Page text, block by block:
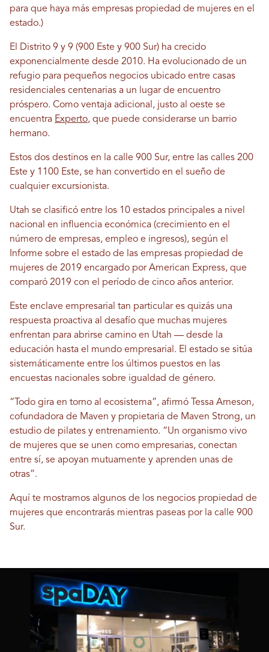
para que haya más empresas propiedad de mujeres en el
estado.)
El Distrito 9 y 9 (900 Este y 900 Sur) ha crecido
exponencialmente desde 2010. Ha evolucionado de un
refugio para pequeños negocios ubicado entre casas
residenciales centenarias a un lugar de encuentro
próspero. Como ventaja adicional, justo al oeste se
encuentra Experto, que puede considerarse un barrio
hermano.
Estos dos destinos en la calle 900 Sur, entre las calles 200
Este y 1100 Este, se han convertido en el sueño de
cualquier excursionista.
Utah se clasificó entre los 10 estados principales a nivel
nacional en influencia económica (crecimiento en el
número de empresas, empleo e ingresos), según el
Informe sobre el estado de las empresas propiedad de
mujeres de 2019 encargado por American Express, que
comparó 2019 con el período de cinco años anterior.
Este enclave empresarial tan particular es quizás una
respuesta proactiva al desafío que muchas mujeres
enfrentan para abrirse camino en Utah — desde la
educación hasta el mundo empresarial. El estado se sitúa
sistemáticamente entre los últimos puestos en las
encuestas nacionales sobre igualdad de género.
“Todo gira en torno al ecosistema”, afirmó Tessa Arneson,
cofundadora de Maven y propietaria de Maven Strong, un
estudio de pilates y entrenamiento. “Un organismo vivo
de mujeres que se unen como empresarias, conectan
entre sí, se apoyan mutuamente y aprenden unas de
otras”.
Aquí te mostramos algunos de los negocios propiedad de
mujeres que encontrarás mientras paseas por la calle 900
Sur.